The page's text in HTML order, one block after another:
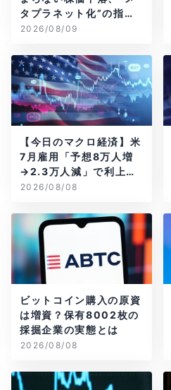
タプラネット化”の指摘
は本当？
2026/08/09
【今日のマクロ経済】米
7月雇用「予想8万人増
→2.3万人減」で利上げ
観測後退
2026/08/08
ビットコイン購入の原資
は増資？保有8002枚の
採掘企業の実態とは
2026/08/08